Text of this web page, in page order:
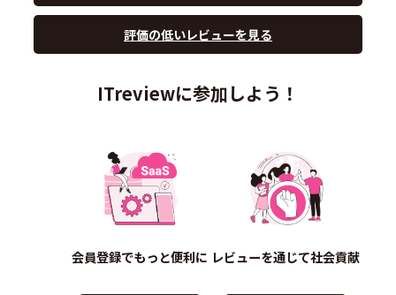
評価の低いレビューを見る
ITreviewに参加しよう！
会員登録でもっと便利に レビューを通じて社会貢献